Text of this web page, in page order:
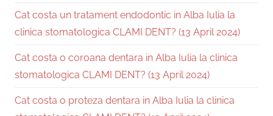
Cat costa un tratament endodontic in Alba Iulia la
clinica stomatologica CLAMI DENT? (13 April 2024)
Cat costa o coroana dentara in Alba Iulia la clinica
stomatologica CLAMI DENT? (13 April 2024)
Cat costa o proteza dentara in Alba Iulia la clinica